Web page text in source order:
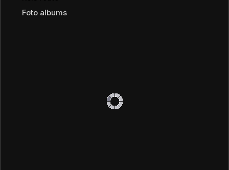
Foto albums